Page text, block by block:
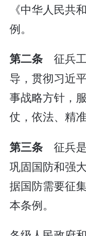
《中华人民共
例。
第二条 征兵
导，贯彻习近
事战略方针，
仗，依法、精
第三条 征兵
巩固国防和强
据国防需要征
本条例。